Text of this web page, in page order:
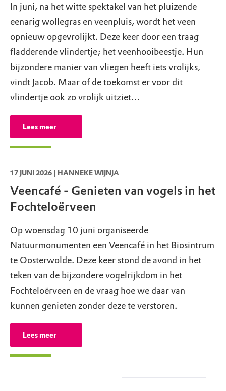
In juni, na het witte spektakel van het pluizende
eenarig wollegras en veenpluis, wordt het veen
opnieuw opgevrolijkt. Deze keer door een traag
fladderende vlindertje; het veenhooibeestje. Hun
bijzondere manier van vliegen heeft iets vrolijks,
vindt Jacob. Maar of de toekomst er voor dit
vlindertje ook zo vrolijk uitziet…
Lees meer
17 JUNI 2026 | HANNEKE WIJNJA
Veencafé - Genieten van vogels in het
Fochteloërveen
Op woensdag 10 juni organiseerde
Natuurmonumenten een Veencafé in het Biosintrum
te Oosterwolde. Deze keer stond de avond in het
teken van de bijzondere vogelrijkdom in het
Fochteloërveen en de vraag hoe we daar van
kunnen genieten zonder deze te verstoren.
Lees meer